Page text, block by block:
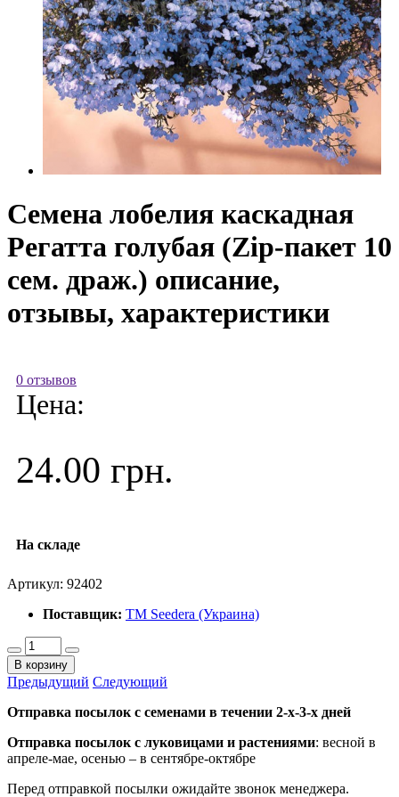
Семена лобелия каскадная
Регатта голубая (Zip-пакет 10
сем. драж.) описание,
отзывы, характеристики
0 отзывов
Цена:
24.00 грн.
На складе
Артикул: 92402
Поставщик: ТМ Seedera (Украина)
В корзину
Предыдущий Следующий
Отправка посылок с семенами в течении 2-х-3-х дней
Отправка посылок с луковицами и растениями: весной в
апреле-мае, осенью – в сентябре-октябре
Перед отправкой посылки ожидайте звонок менеджера.